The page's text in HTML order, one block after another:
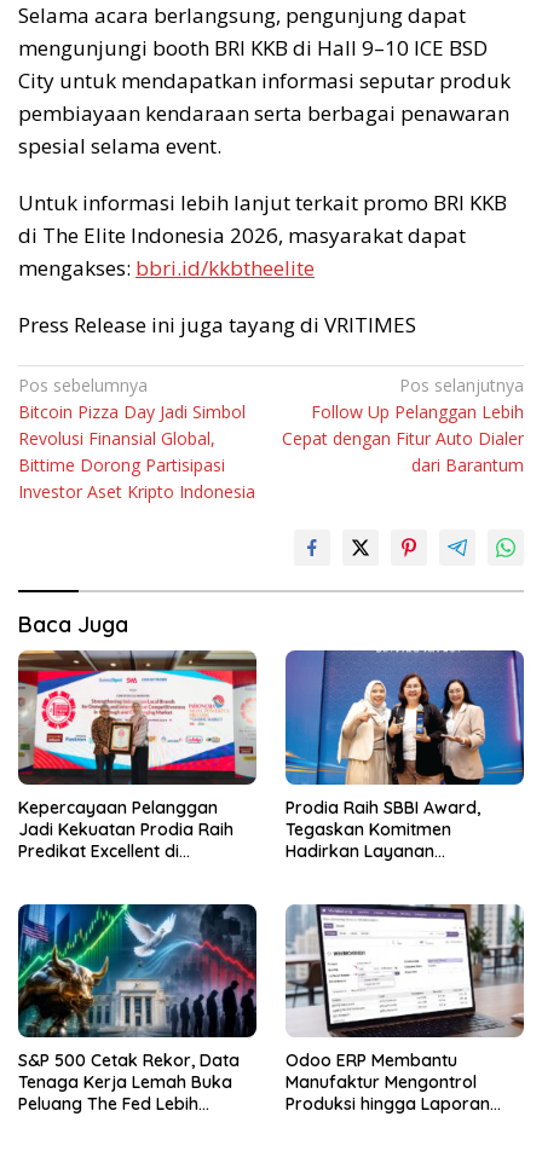
Selama acara berlangsung, pengunjung dapat
mengunjungi booth BRI KKB di Hall 9–10 ICE BSD
City untuk mendapatkan informasi seputar produk
pembiayaan kendaraan serta berbagai penawaran
spesial selama event.
Untuk informasi lebih lanjut terkait promo BRI KKB
di The Elite Indonesia 2026, masyarakat dapat
mengakses: bbri.id/kkbtheelite
Press Release ini juga tayang di VRITIMES
Navigasi
pos
Pos sebelumnya
Bitcoin Pizza Day Jadi Simbol
Revolusi Finansial Global,
Bittime Dorong Partisipasi
Investor Aset Kripto Indonesia
Pos selanjutnya
Follow Up Pelanggan Lebih
Cepat dengan Fitur Auto Dialer
dari Barantum
Baca Juga
Kepercayaan Pelanggan
Jadi Kekuatan Prodia Raih
Predikat Excellent di
Prodia Raih SBBI Award,
Tegaskan Komitmen
Hadirkan Layanan
S&P 500 Cetak Rekor, Data
Tenaga Kerja Lemah Buka
Peluang The Fed Lebih
Odoo ERP Membantu
Manufaktur Mengontrol
Produksi hingga Laporan